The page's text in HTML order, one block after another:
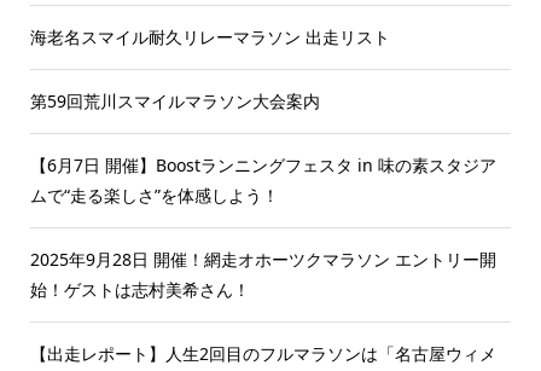
海老名スマイル耐久リレーマラソン 出走リスト
第59回荒川スマイルマラソン大会案内
【6月7日 開催】Boostランニングフェスタ in 味の素スタジア
ムで“走る楽しさ”を体感しよう！
2025年9月28日 開催！網走オホーツクマラソン エントリー開
始！ゲストは志村美希さん！
【出走レポート】人生2回目のフルマラソンは「名古屋ウィメ